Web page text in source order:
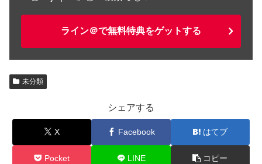
ライン＠で無料特典をゲットする
未分類
シェアする
X Facebook はてブ
Pocket LINE コピー